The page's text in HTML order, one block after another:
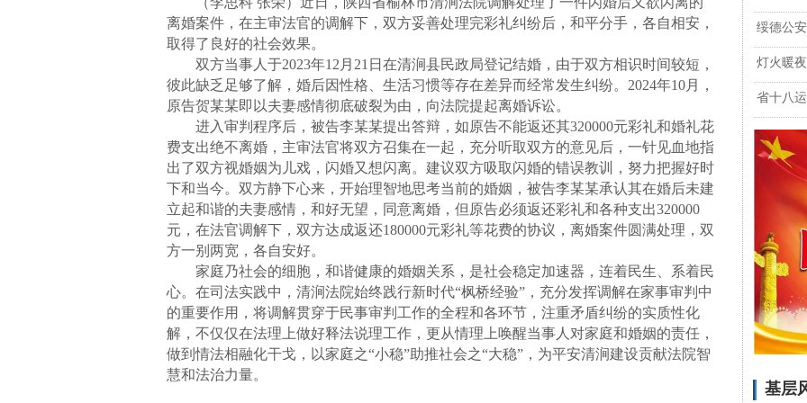
离婚案件，在主审法官的调解下，双方妥善处理完彩礼纠纷后，和平分手，各自相安，
取得了良好的社会效果。
双方当事人于2023年12月21日在清涧县民政局登记结婚，由于双方相识时间较短，
彼此缺乏足够了解，婚后因性格、生活习惯等存在差异而经常发生纠纷。2024年10月，
原告贺某某即以夫妻感情彻底破裂为由，向法院提起离婚诉讼。
进入审判程序后，被告李某某提出答辩，如原告不能返还其320000元彩礼和婚礼花
费支出绝不离婚，主审法官将双方召集在一起，充分听取双方的意见后，一针见血地指
出了双方视婚姻为儿戏，闪婚又想闪离。建议双方吸取闪婚的错误教训，努力把握好时
下和当今。双方静下心来，开始理智地思考当前的婚姻，被告李某某承认其在婚后未建
立起和谐的夫妻感情，和好无望，同意离婚，但原告必须返还彩礼和各种支出320000
元，在法官调解下，双方达成返还180000元彩礼等花费的协议，离婚案件圆满处理，双
方一别两宽，各自安好。
家庭乃社会的细胞，和谐健康的婚姻关系，是社会稳定加速器，连着民生、系着民
心。在司法实践中，清涧法院始终践行新时代“枫桥经验”，充分发挥调解在家事审判中
的重要作用，将调解贯穿于民事审判工作的全程和各环节，注重矛盾纠纷的实质性化
解，不仅仅在法理上做好释法说理工作，更从情理上唤醒当事人对家庭和婚姻的责任，
做到情法相融化干戈，以家庭之“小稳”助推社会之“大稳”，为平安清涧建设贡献法院智
慧和法治力量。
绥德公
灯火暖
省十八
基层